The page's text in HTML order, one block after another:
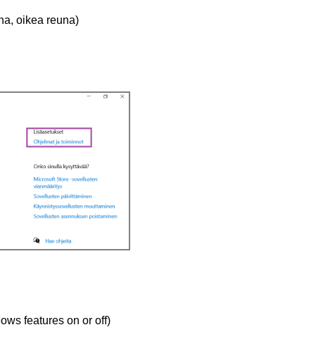
oikea reuna)
features on or off)